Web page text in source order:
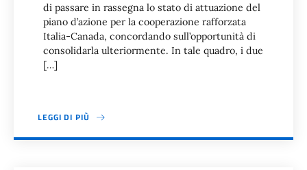
di passare in rassegna lo stato di attuazione del
piano d’azione per la cooperazione rafforzata
Italia-Canada, concordando sull’opportunità di
consolidarla ulteriormente. In tale quadro, i due
[…]
LEGGI DI PIÙ